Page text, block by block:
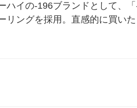
ハイの-196ブランドとして、
リングを採用。直感的に買い